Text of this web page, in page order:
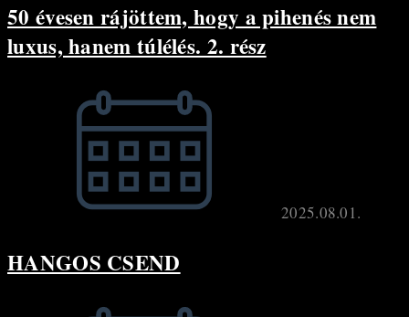
50 évesen rájöttem, hogy a pihenés nem
luxus, hanem túlélés. 2. rész
2025.08.01.
HANGOS CSEND